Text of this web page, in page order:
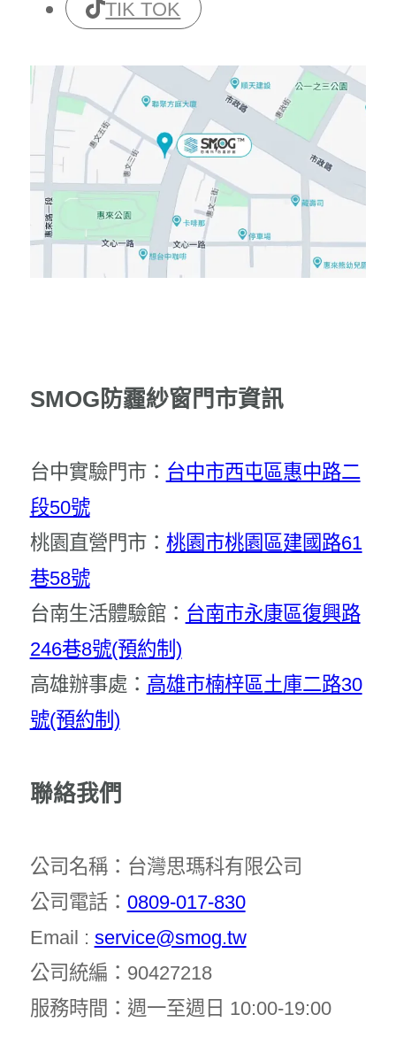
TIK TOK
SMOG防霾紗窗門市資訊
台中實驗門市： 台中市西屯區惠中路二
段50號
桃園直營門市： 桃園市桃園區建國路61
巷58號
台南生活體驗館： 台南市永康區復興路
246巷8號(預約制)
高雄辦事處： 高雄市楠梓區土庫二路30
號(預約制)
聯絡我們
公司名稱：台灣思瑪科有限公司
公司電話： 0809-017-830
Email : service@smog.tw
公司統編：90427218
服務時間：週一至週日 10:00-19:00